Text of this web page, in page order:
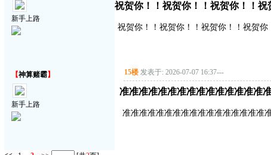
新手上路
祝贺你！！祝贺你！！祝贺你！！祝
祝贺你！！祝贺你！！祝贺你！！祝贺你
【神算赌霸】
新手上路
15楼 发表于: 2026-07-07 16:37---
准准准准准准准准准准准准准准准
准准准准准准准准准准准准准准准准准